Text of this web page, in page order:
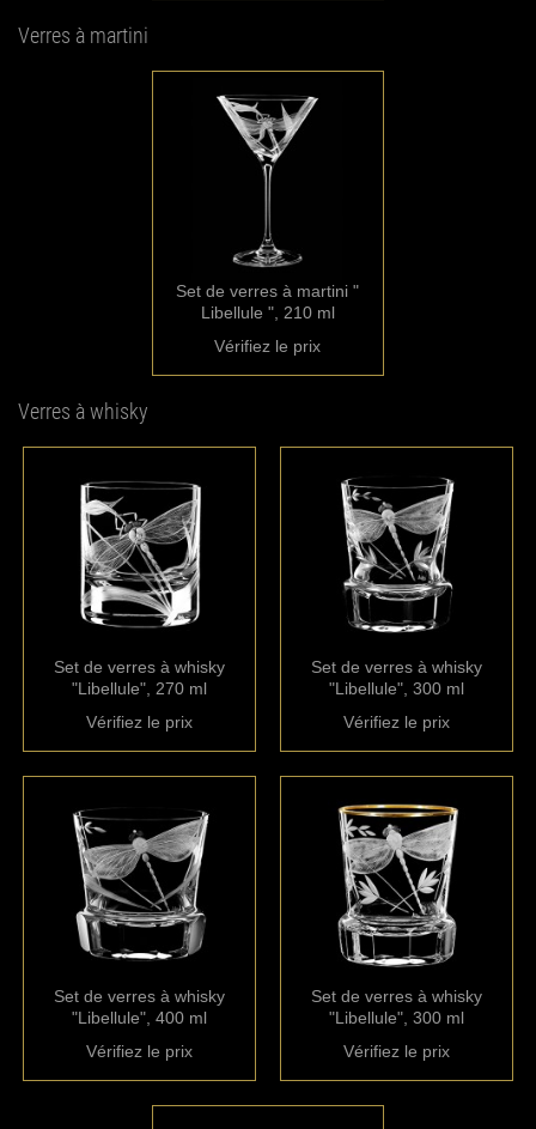
Verres à martini
Set de verres à martini "
Libellule ", 210 ml
Vérifiez le prix
Verres à whisky
Set de verres à whisky
"Libellule", 270 ml
Vérifiez le prix
Set de verres à whisky
"Libellule", 300 ml
Vérifiez le prix
Set de verres à whisky
"Libellule", 400 ml
Vérifiez le prix
Set de verres à whisky
"Libellule", 300 ml
Vérifiez le prix